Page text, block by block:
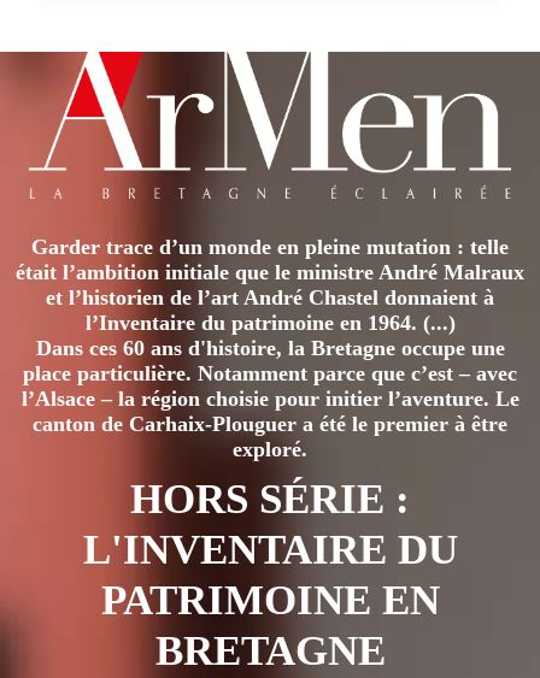
DEMAIN
Garder trace d’un monde en pleine mutation : telle
était l’ambition initiale que le ministre André Malraux
et l’historien de l’art André Chastel donnaient à
l’Inventaire du patrimoine en 1964. (...)
Dans ces 60 ans d'histoire, la Bretagne occupe une
place particulière. Notamment parce que c’est – avec
l’Alsace – la région choisie pour initier l’aventure. Le
canton de Carhaix-Plouguer a été le premier à être
exploré.
HORS SÉRIE :
L'INVENTAIRE DU
PATRIMOINE EN
BRETAGNE